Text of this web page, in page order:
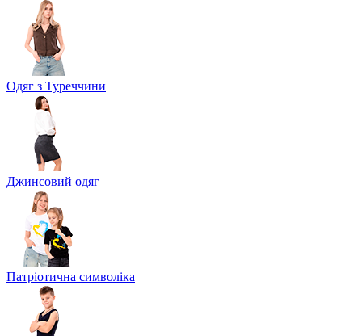
Одяг з Туреччини
Джинсовий одяг
Патріотична символіка